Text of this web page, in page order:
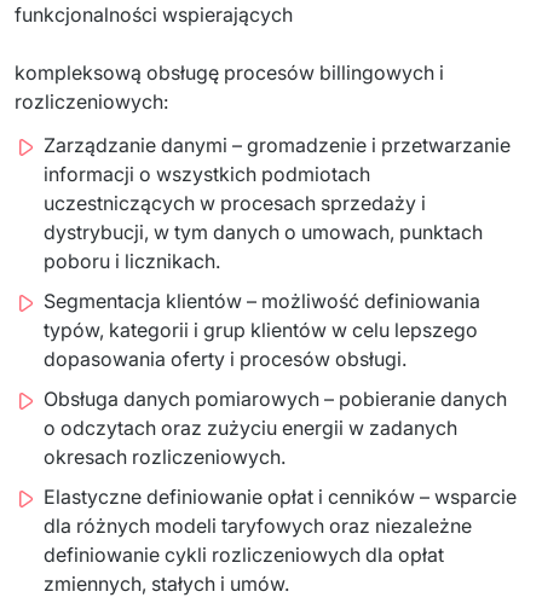
funkcjonalności wspierających
kompleksową obsługę procesów billingowych i
rozliczeniowych:
Zarządzanie danymi – gromadzenie i przetwarzanie
informacji o wszystkich podmiotach
uczestniczących w procesach sprzedaży i
dystrybucji, w tym danych o umowach, punktach
poboru i licznikach.
Segmentacja klientów – możliwość definiowania
typów, kategorii i grup klientów w celu lepszego
dopasowania oferty i procesów obsługi.
Obsługa danych pomiarowych – pobieranie danych
o odczytach oraz zużyciu energii w zadanych
okresach rozliczeniowych.
Elastyczne definiowanie opłat i cenników – wsparcie
dla różnych modeli taryfowych oraz niezależne
definiowanie cykli rozliczeniowych dla opłat
zmiennych, stałych i umów.